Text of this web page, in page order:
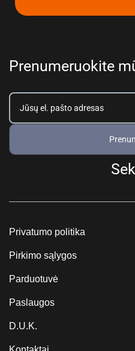
Prenumeruokite
Privatumo politika
Pirkimo sąlygos
Parduotuvė
Paslaugos
D.U.K.